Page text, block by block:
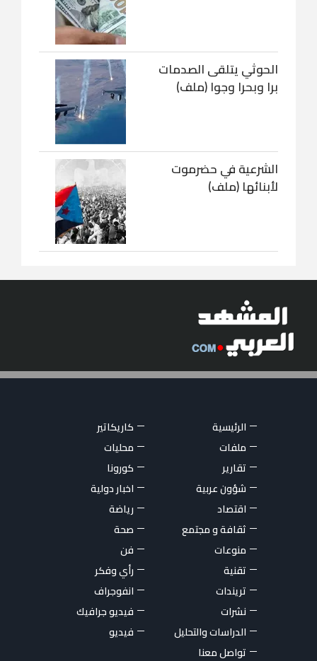
الحوثي يتلقى الصدمات
برا وبحرا وجوا (ملف)
الشرعية في حضرموت
لأبنائها (ملف)
الرئيسية
كاريكاتير
ملفات
محليات
تقارير
كورونا
شؤون عربية
اخبار دولية
اقتصاد
رياضة
ثقافة و مجتمع
صحة
منوعات
فن
تقنية
رأي وفكر
تريندات
انفوجراف
نشرات
فيديو جرافيك
الدراسات والتحليل
فيديو
تواصل معنا